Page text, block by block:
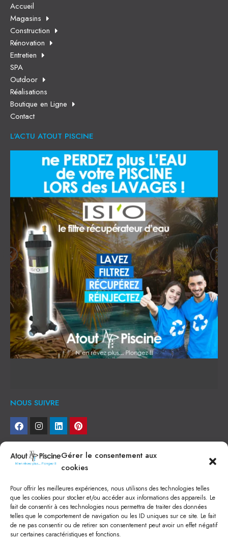
Gérer le consentement aux
cookies
Pour offrir les meilleures expériences, nous utilisons des technologies telles
que les cookies pour stocker et/ou accéder aux informations des appareils. Le
fait de consentir à ces technologies nous permettra de traiter des données
telles que le comportement de navigation ou les ID uniques sur ce site. Le fait
de ne pas consentir ou de retirer son consentement peut avoir un effet négatif
sur certaines caractéristiques et fonctions.
Accueil
Magasins
Construction
Rénovation
Entretien
SPA
Outdoor
Réalisations
Boutique en Ligne
Contact
L'ACTU ATOUT PISCINE
NOUS SUIVRE
NEWSLETTER
Je veux recevoir toute l'actu
NOS SERVICES
Construction de piscine béton à Narbonne
Piscine coque à Narbonne
Acheter SPA à Narbonne
Pisciniste Narbonne